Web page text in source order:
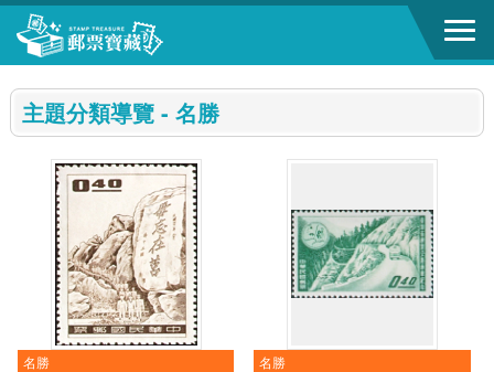
跳到主要內容區塊
主題分類導覽 - 名勝
名勝 名勝